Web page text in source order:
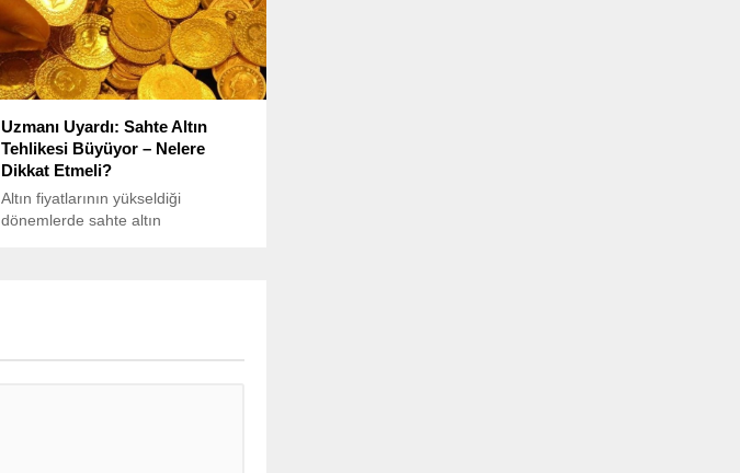
Uzmanı Uyardı: Sahte Altın
Tehlikesi Büyüyor – Nelere
Dikkat Etmeli?
Altın fiyatlarının yükseldiği
dönemlerde sahte altın